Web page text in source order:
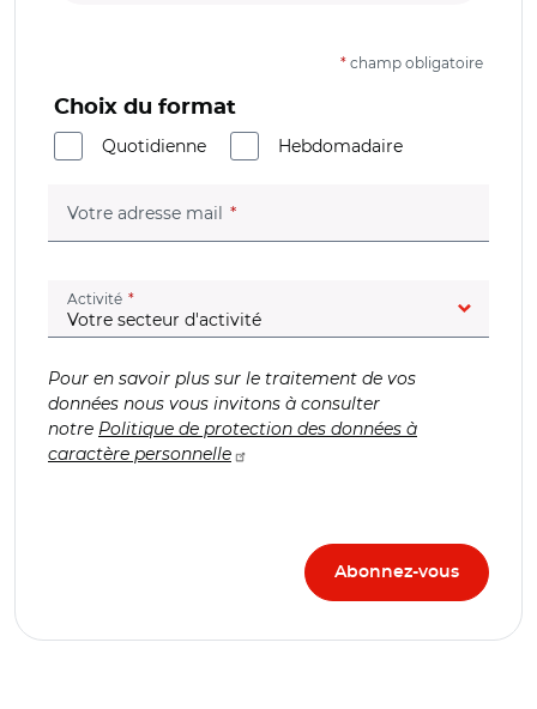
* champ obligatoire
Choix du format
Quotidienne
Hebdomadaire
Votre adresse mail (champ obligatoire)
Activité (champ obligatoire)
Pour en savoir plus sur le traitement de vos
données nous vous invitons à consulter
notre Politique de protection des données à
caractère personnelle